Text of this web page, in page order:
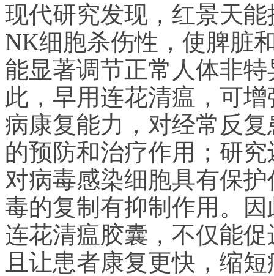
现代研究发现，红景天
NK细胞杀伤性，使脾脏
能显著调节正常人体非
此，早用连花清瘟，可
病康复能力，对经常反
的预防和治疗作用；研
对病毒感染细胞具有保
毒的复制有抑制作用。
连花清瘟胶囊，不仅能
且让患者康复更快，缩